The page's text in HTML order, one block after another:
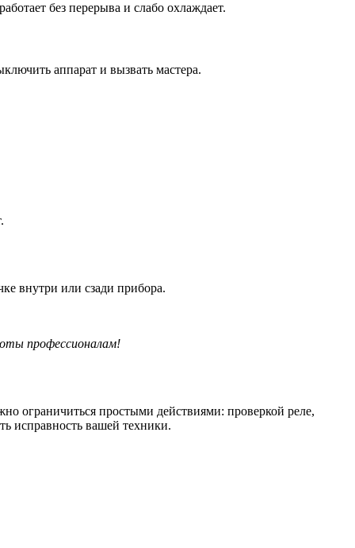
без перерыва и слабо охлаждает.
аппарат и вызвать мастера.
внутри или сзади прибора.
профессионалам!
ограничиться простыми действиями: проверкой реле,
исправность вашей техники.